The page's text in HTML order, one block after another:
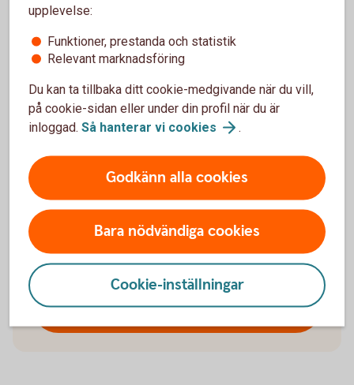
Vill du byta bank?
Förutom att vi har de produkter och tjänster som du
behöver för att förenkla din vardag, sätter vi stort
värde på personlig service och
samhällsengagemang. Vi återinvesterar i västra
Värmland genom sponsring och stöd till lokala
föreningar och projekt. Vad är viktigt för dig?
Upptäck skillnaden med en lokal bank.
Bli kund hos Westra Wermlands
upplevelse:
Funktioner, prestanda och statistik
Relevant marknadsföring
Du kan ta tillbaka ditt cookie-medgivande när du vill,
på cookie-sidan eller under din profil när du är
inloggad. Så hanterar vi cookies .
Godkänn alla cookies
Bara nödvändiga cookies
Cookie-inställningar